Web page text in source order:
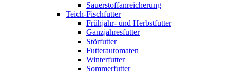
Sauerstoffanreicherung
Teich-Fischfutter
Frühjahr- und Herbstfutter
Ganzjahresfutter
Störfutter
Futterautomaten
Winterfutter
Sommerfutter